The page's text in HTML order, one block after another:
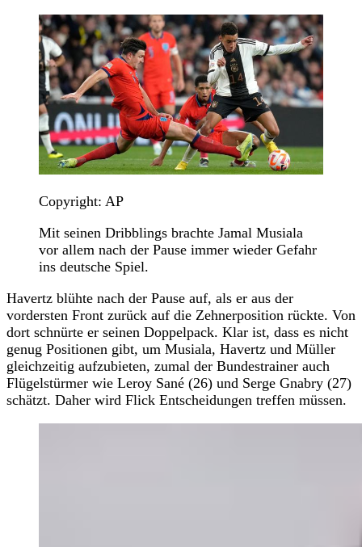
Copyright: AP
Mit seinen Dribblings brachte Jamal Musiala
vor allem nach der Pause immer wieder Gefahr
ins deutsche Spiel.
Havertz blühte nach der Pause auf, als er aus der
vordersten Front zurück auf die Zehnerposition rückte. Von
dort schnürte er seinen Doppelpack. Klar ist, dass es nicht
genug Positionen gibt, um Musiala, Havertz und Müller
gleichzeitig aufzubieten, zumal der Bundestrainer auch
Flügelstürmer wie Leroy Sané (26) und Serge Gnabry (27)
schätzt. Daher wird Flick Entscheidungen treffen müssen.